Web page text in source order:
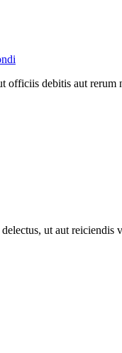
officiis debitis aut rerum
ut aut